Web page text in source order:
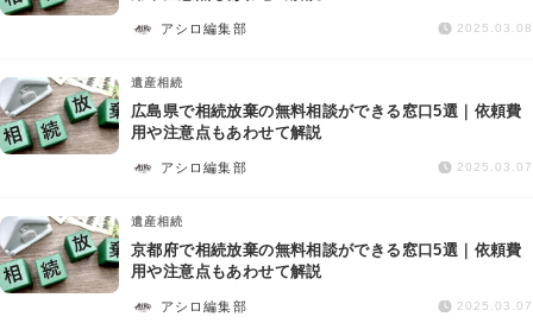
アシロ編集部 2025.03.08
遺産相続
広島県で相続放棄の無料相談ができる窓口5選｜依頼費
用や注意点もあわせて解説
アシロ編集部 2025.03.07
遺産相続
京都府で相続放棄の無料相談ができる窓口5選｜依頼費
用や注意点もあわせて解説
アシロ編集部 2025.03.07